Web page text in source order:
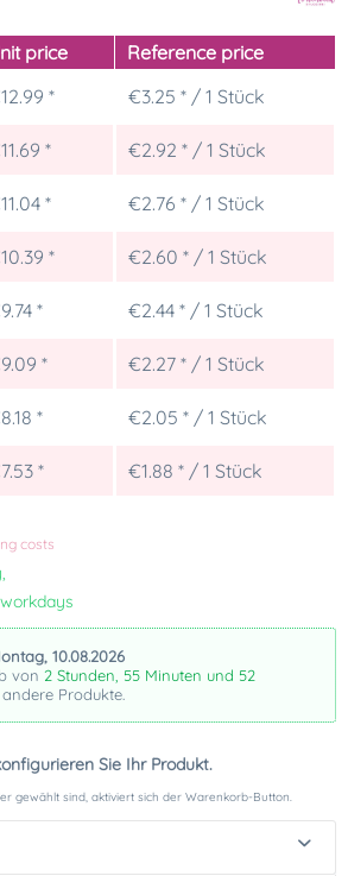
price
Reference price
* €3.25 * / 1 Stück
* €2.92 * / 1 Stück
* €2.76 * / 1 Stück
* €2.60 * / 1 Stück
* €2.44 * / 1 Stück
* €2.27 * / 1 Stück
* €2.05 * / 1 Stück
* €1.88 * / 1 Stück
costs
10.08.2026
von 2 Stunden, 55 Minuten und 51
Produkte.
Sie Ihr Produkt.
gewählt sind, aktiviert sich der Warenkorb-Button.